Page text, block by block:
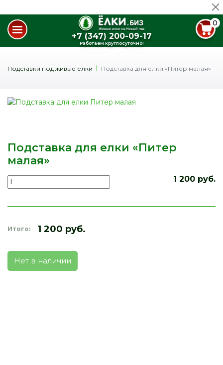
+7 (347) 200-09-17
Работаем круглосуточно!
0
Подставки под живые елки Подставка для елки «Питер малая»
Подставка для елки «Питер
малая»
1 200 руб.
Итого: 1 200 руб.
Нет в наличии